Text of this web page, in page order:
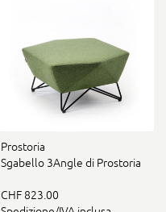
Prostoria
Sgabello 3Angle di Prostoria
CHF 823.00